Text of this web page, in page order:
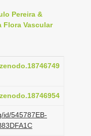
Pereira &
Flora Vascular
id/545787EB-